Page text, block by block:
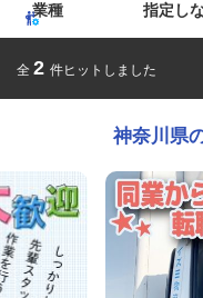
業種 指定し
全 2 件ヒットしました
神奈川県